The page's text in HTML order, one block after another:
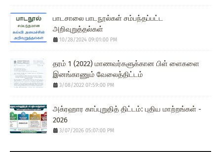
பாடசாலை பாடநூல்கள் சம்பந்தப்பட்ட
அறிவுறுத்தல்கள்
10/28/2024 09:01:00 PM
தரம் 1 (2022) மாணவர்களுக்கான பிள் ளைகளை
இனங்காணும் வேலைத்திட்டம்
3/08/2022 07:59:00 PM
அக்ரஹார காப்புறுதித் திட்டம்: புதிய மாற்றங்கள் -
2026
3/07/2026 05:07:00 PM